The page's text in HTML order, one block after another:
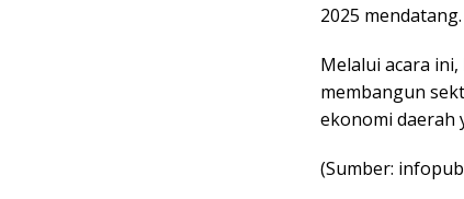
2025 mendatang.
Melalui acara
membangun
ekonomi daerah
(Sumber: